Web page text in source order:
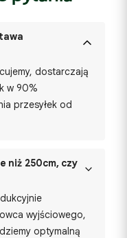
dostarczają
w 90%
przesyłek od
niż 250cm, czy
wyjściowego,
optymalną